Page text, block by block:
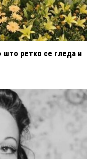
што ретко се гледа и